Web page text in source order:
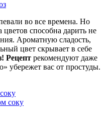
во все времена. Но
способна дарить не
Ароматную сладость,
цвет скрывает в себе
Рецепт рекомендуют даже
убережет вас от простуды.